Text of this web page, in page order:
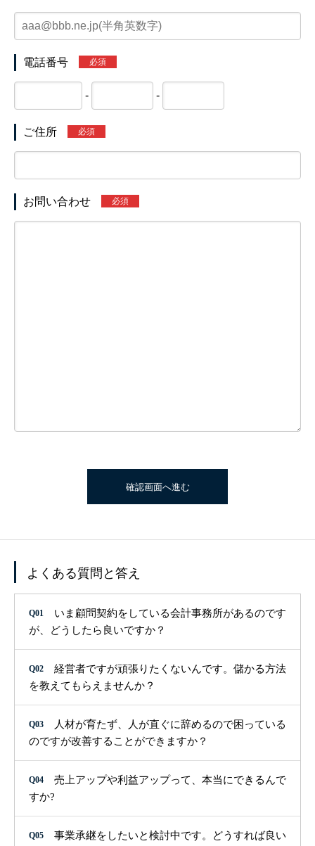
電話番号 必須
- -
ご住所 必須
お問い合わせ 必須
よくある質問と答え
Q01
いま顧問契約をしている会計事務所があるのです
が、どうしたら良いですか？
Q02
経営者ですが頑張りたくないんです。儲かる方法
を教えてもらえませんか？
Q03
人材が育たず、人が直ぐに辞めるので困っている
のですが改善することができますか？
Q04
売上アップや利益アップって、本当にできるんで
すか?
Q05
事業承継をしたいと検討中です。どうすれば良い
求人情報